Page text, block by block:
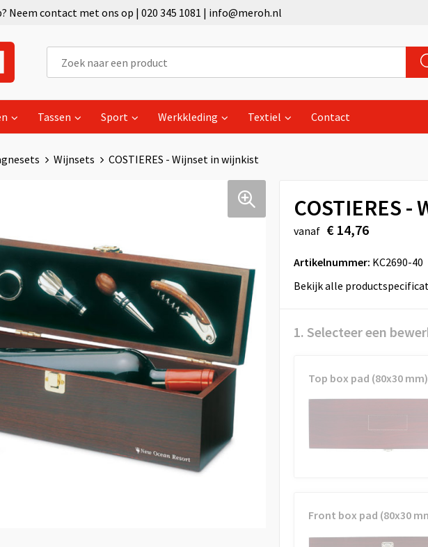
Neem contact met ons op | 020 345 1081 | info@meroh.nl
Tassen Sport Werkkleding Textiel Contact
Wijnsets COSTIERES - Wijnset in wijnkist
COSTIERES
vanaf € 14,76
Artikelnummer: KC2690-40
Bekijk alle
1. Selecteer een
Top box pad (80x30 mm)
Front box pad (80x30